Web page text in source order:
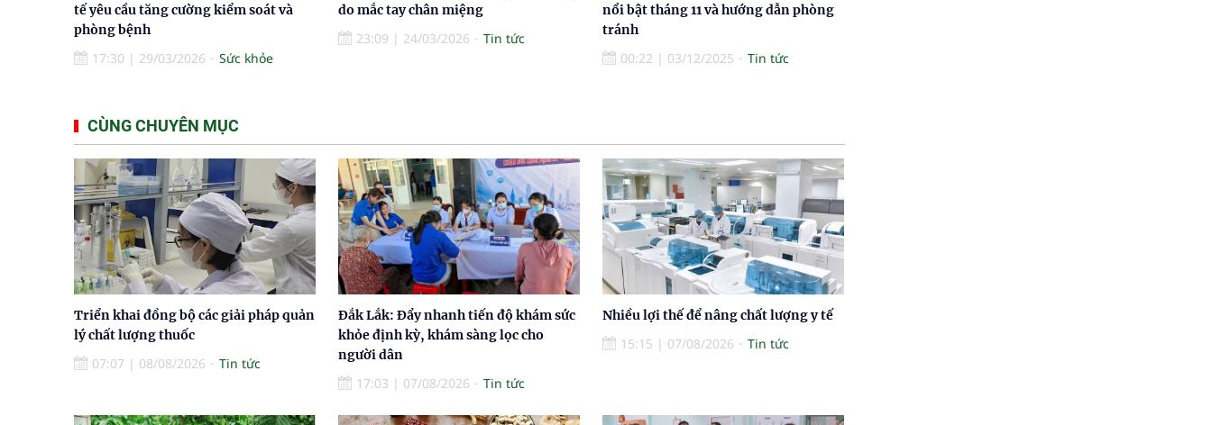
tế yêu cầu tăng cường kiểm soát và
phòng bệnh
17:30 | 29/03/2026 Sức khỏe
do mắc tay chân miệng
23:09 | 24/03/2026 Tin tức
nổi bật tháng 11 và hướng dẫn phòng
tránh
00:22 | 03/12/2025 Tin tức
CÙNG CHUYÊN MỤC
Triển khai đồng bộ các giải pháp quản
lý chất lượng thuốc
07:07 | 08/08/2026 Tin tức
Đắk Lắk: Đẩy nhanh tiến độ khám sức
khỏe định kỳ, khám sàng lọc cho
người dân
17:03 | 07/08/2026 Tin tức
Nhiều lợi thế để nâng chất lượng y tế
15:15 | 07/08/2026 Tin tức